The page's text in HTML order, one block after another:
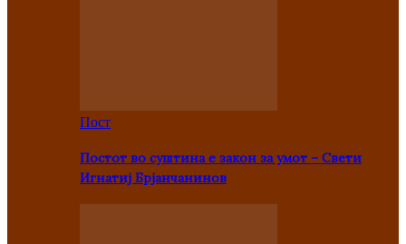
Пост
Постот во суштина е закон за умот – Свети
Игнатиј Брјанчанинов